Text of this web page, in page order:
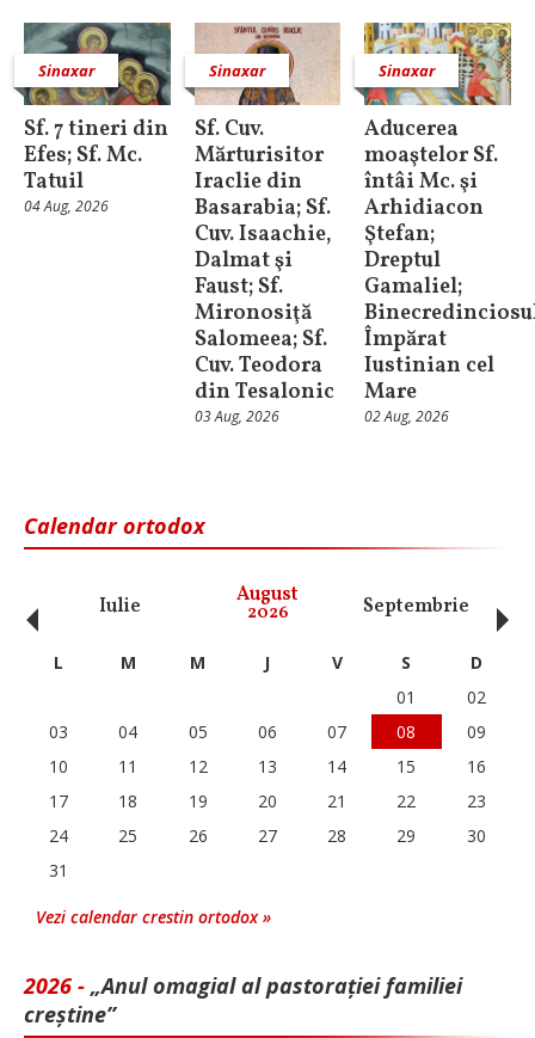
Sinaxar
Sf. 7 tineri din
Efes; Sf. Mc.
Tatuil
04 Aug, 2026
Sinaxar
Sf. Cuv.
Mărturisitor
Iraclie din
Basarabia; Sf.
Cuv. Isaachie,
Dalmat şi
Faust; Sf.
Mironosiţă
Salomeea; Sf.
Cuv. Teodora
din Tesalonic
03 Aug, 2026
Sinaxar
Aducerea
moaştelor Sf.
întâi Mc. şi
Arhidiacon
Ştefan;
Dreptul
Gamaliel;
Împărat
Iustinian cel
Mare
02 Aug, 2026
Calendar ortodox
Iulie August
2026 Septembrie
‹ L M M J V S
D
01
02
03
04 05 06 07 08
09
10
11 12 13 14 15
16
17
18 19 20 21 22
23
24
25 26 27 28 29
30
31
Vezi calendar crestin ortodox »
2026 - „Anul omagial al pastorației familiei
creștine”